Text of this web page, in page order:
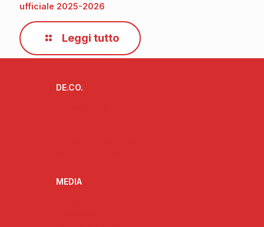
ufficiale 2025-2026
Leggi tutto
DE.CO.
MEDIA